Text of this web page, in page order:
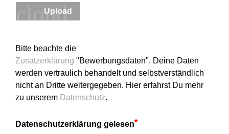
cloud_upload
Upload
Bitte beachte die
Zusatzerklärung "Bewerbungsdaten". Deine Daten
werden vertraulich behandelt und selbstverständlich
nicht an Dritte weitergegeben. Hier erfahrst Du mehr
zu unserem Datenschutz.
Datenschutzerklärung gelesen